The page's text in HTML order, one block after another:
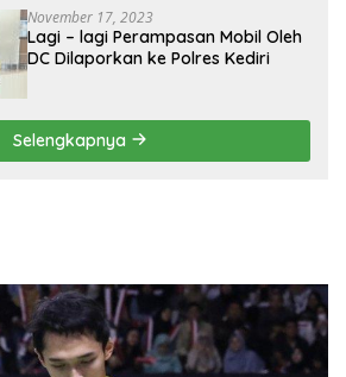
November 17, 2023
Lagi – lagi Perampasan Mobil Oleh
DC Dilaporkan ke Polres Kediri
Selengkapnya